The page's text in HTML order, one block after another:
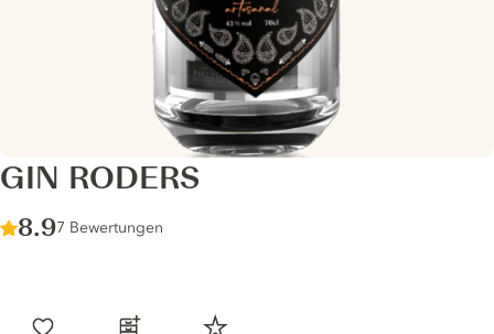
GIN RODERS
Score :
8.9/ 10
7 Bewertungen